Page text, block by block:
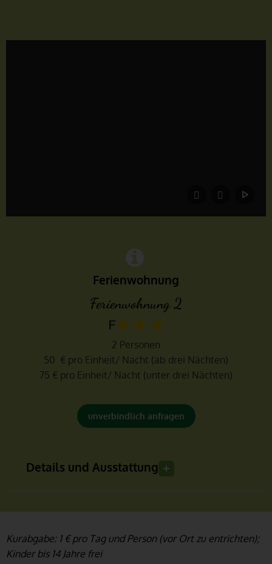
Ferienwohnung
Ferienwohnung 2
2 Personen
50 € pro Einheit/ Nacht (ab drei Nächten)
75 € pro Einheit/ Nacht (unter drei Nächten)
unverbindlich anfragen
Details und Ausstattung
Kurabgabe: 1 € pro Tag und Person (vor Ort zu entrichten);
Kinder bis 14 Jahre frei